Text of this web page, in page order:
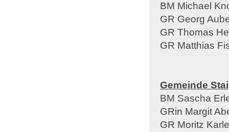
BM Michael
GR Georg
GR Thomas
GR Matthias
Gemeinde
BM Sascha
GRin Margit
GR Moritz